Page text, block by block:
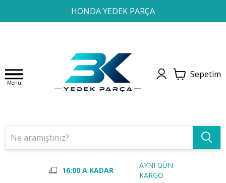
HONDA YEDEK PARÇA
1 2 3 4
Menu
Sepetim
16:00 A KADAR
AYNI GÜN
KARGO